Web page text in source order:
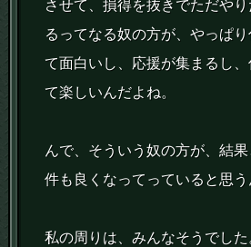
させて、損得を抜きでただや
るってなる奴の方が、やっぱ
て面白いし、応援が集まるし
て楽しいんだよね。
んで、そういう奴の方が、結
件も良くなってっていると思う
私の周りは、みんなそうでした